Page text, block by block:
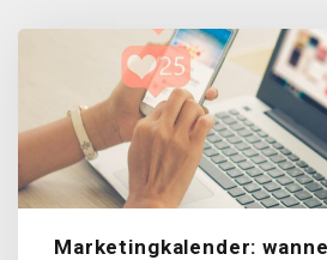
Marketingkalender: